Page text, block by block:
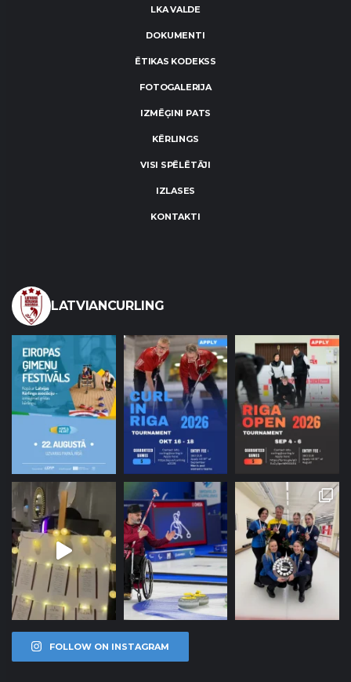
LKA VALDE
DOKUMENTI
ĒTIKAS KODEKSS
FOTOGALERIJA
IZMĒĢINI PATS
KĒRLINGS
VISI SPĒLĒTĀJI
IZLASES
KONTAKTI
LATVIANCURLING
FOLLOW ON INSTAGRAM